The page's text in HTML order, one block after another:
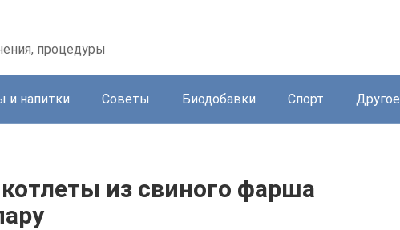
процедуры
и напитки Советы Биодобавки Спорт Другое
из свиного фарша